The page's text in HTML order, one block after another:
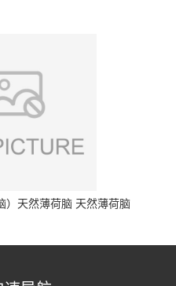
）天然薄荷脑 天然薄荷脑